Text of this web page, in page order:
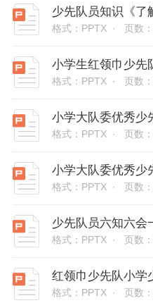
格式：PPTX · 页数
格式：PPTX · 页数
小学大队委优秀少
格式：PPTX · 页数
小学大队委优秀少
格式：PPTX · 页数
少先队员六知六会
格式：PPTX · 页数
格式：PPTX · 页数